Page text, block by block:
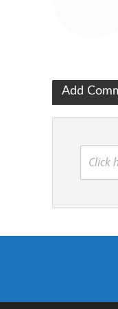
Add
Click